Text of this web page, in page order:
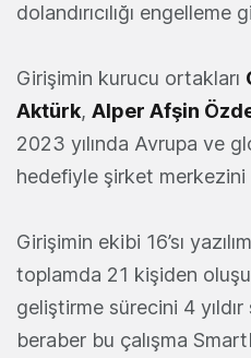
dolandırıcılığı
Girişimin kurucu ortakları
Aktürk, Alper Afşin
2023 yılında Avrupa ve
hedefiyle şirket merkezini
Girişimin ekibi 16’sı
toplamda 21 kişiden
geliştirme sürecini 4
beraber bu çalışma